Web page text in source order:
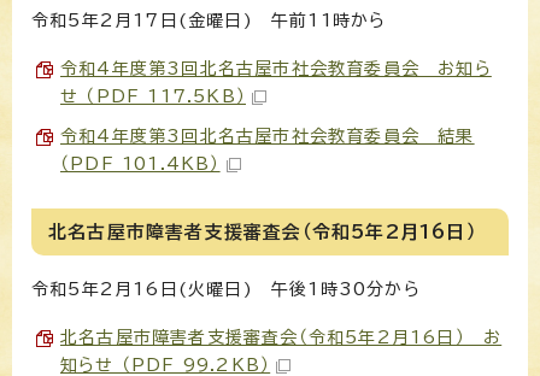
令和5年2月17日(金曜日) 午前11時から
令和4年度第3回北名古屋市社会教育委員会 お知ら
せ （PDF 117.5KB）
令和4年度第3回北名古屋市社会教育委員会 結果
（PDF 101.4KB）
北名古屋市障害者支援審査会（令和5年2月16日）
令和5年2月16日(火曜日) 午後1時30分から
北名古屋市障害者支援審査会（令和5年2月16日） お
知らせ （PDF 99.2KB）